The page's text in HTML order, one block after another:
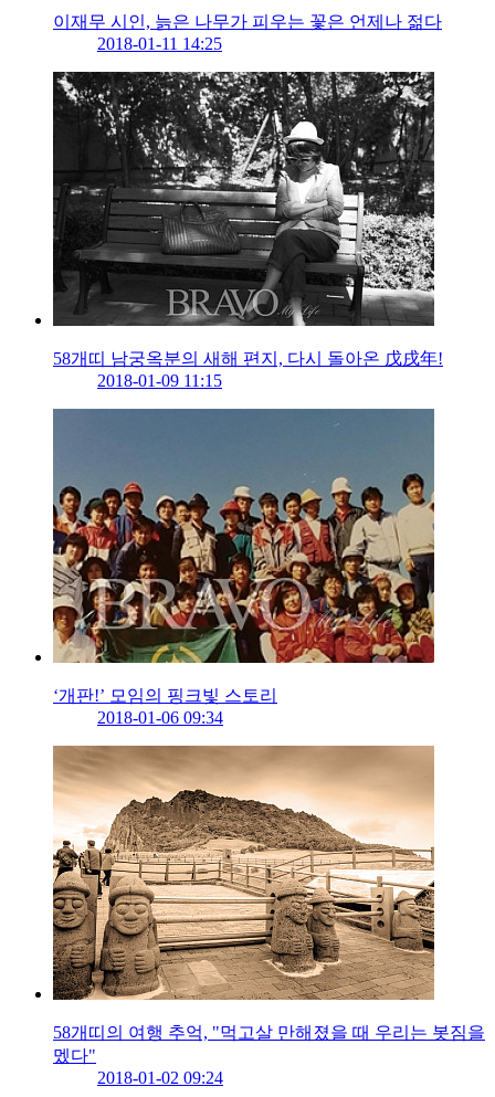
이재무 시인, 늙은 나무가 피우는 꽃은 언제나 젊다
2018-01-11 14:25
58개띠 남궁옥분의 새해 편지, 다시 돌아온 戊戌年!
2018-01-09 11:15
‘개판!’ 모임의 핑크빛 스토리
2018-01-06 09:34
58개띠의 여행 추억, "먹고살 만해졌을 때 우리는 봇짐을
멨다"
2018-01-02 09:24